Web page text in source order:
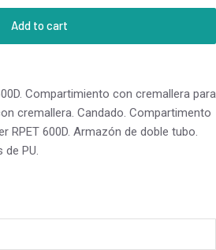
Add to cart
Compartimiento con cremallera para
cremallera. Candado. Compartimento
RPET 600D. Armazón de doble tubo.
de PU.